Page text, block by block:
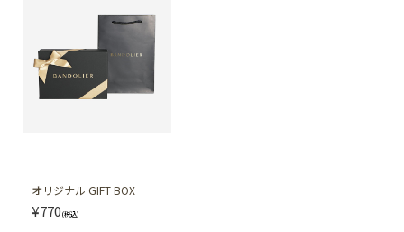
オリジナル GIFT BOX
¥770 (税込)